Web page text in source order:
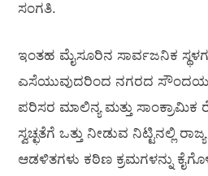
ಸಂಗತಿ.
ಇಂತಹ ಮೈಸೂರಿನ ಸಾರ್ವಜನಿಕ
ಎಸೆಯುವುದರಿಂದ ನಗರದ ಸೌಂದರ್ಯ
ಪರಿಸರ ಮಾಲಿನ್ಯ ಮತ್ತು
ಸ್ವಚ್ಛತೆಗೆ ಒತ್ತು ನೀಡುವ ನಿಟ್ಟಿನಲ್ಲಿ
ಆಡಳಿತಗಳು ಕಠಿಣ ಕ್ರಮಗಳನ್ನು